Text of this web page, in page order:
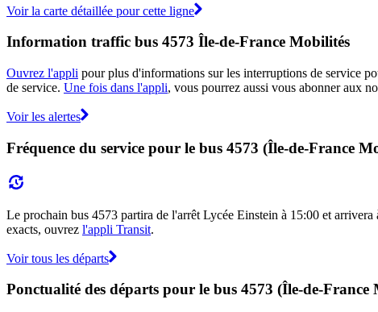
Voir la carte détaillée pour cette ligne
Information traffic bus 4573 Île-de-France Mobilités
Ouvrez l'appli pour plus d'informations sur les interruptions de service
de service. Une fois dans l'appli, vous pourrez aussi vous abonner aux
Voir les alertes
Fréquence du service pour le bus 4573 (Île-de-France
Le prochain bus 4573 partira de l'arrêt Lycée Einstein à 15:00 et
exacts, ouvrez l'appli Transit.
Voir tous les départs
Ponctualité des départs pour le bus 4573 (Île-de-France